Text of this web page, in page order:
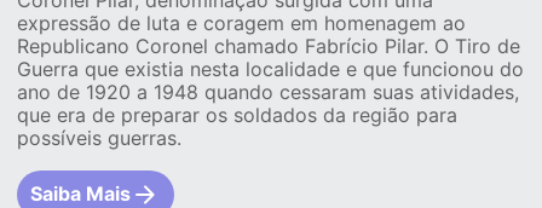
expressão de luta e coragem em homenagem ao
Republicano Coronel chamado Fabrício Pilar. O Tiro de
Guerra que existia nesta localidade e que funcionou do
ano de 1920 a 1948 quando cessaram suas atividades,
que era de preparar os soldados da região para
possíveis guerras.
Saiba Mais